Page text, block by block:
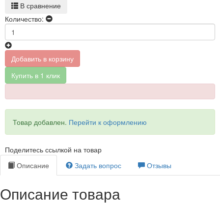
В сравнение
Количество:
Добавить в корзину
Купить в 1 клик
Товар добавлен. Перейти к оформлению
Поделитесь ссылкой на товар
Описание
Задать вопрос Отзывы
Описание товара